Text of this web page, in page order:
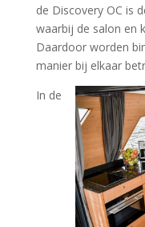
de Discovery OC is
waarbij de salon en
Daardoor worden
manier bij elkaar
In de